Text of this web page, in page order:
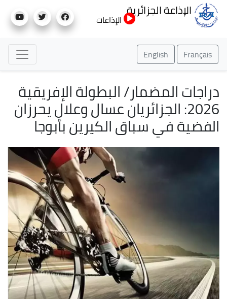
إلى
الإذاعة الجزائرية
الإذاعات
Français
English
دراجات المضمار/ البطولة الإفريقية
2026: الجزائريان عسال وعلال يحرزان
الفضية في سباق الكيرين بأبوجا